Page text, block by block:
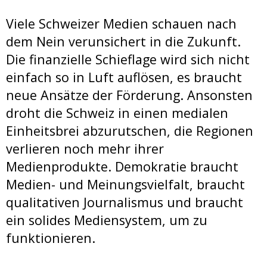
Viele Schweizer Medien schauen nach
dem Nein verunsichert in die Zukunft.
Die finanzielle Schieflage wird sich nicht
einfach so in Luft auflösen, es braucht
neue Ansätze der Förderung. Ansonsten
droht die Schweiz in einen medialen
Einheitsbrei abzurutschen, die Regionen
verlieren noch mehr ihrer
Medienprodukte. Demokratie braucht
Medien- und Meinungsvielfalt, braucht
qualitativen Journalismus und braucht
ein solides Mediensystem, um zu
funktionieren.